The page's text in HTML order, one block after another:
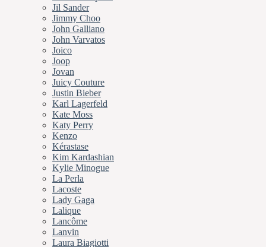
Jil Sander
Jimmy Choo
John Galliano
John Varvatos
Joico
Joop
Jovan
Juicy Couture
Justin Bieber
Karl Lagerfeld
Kate Moss
Katy Perry
Kenzo
Kérastase
Kim Kardashian
Kylie Minogue
La Perla
Lacoste
Lady Gaga
Lalique
Lancôme
Lanvin
Laura Biagiotti